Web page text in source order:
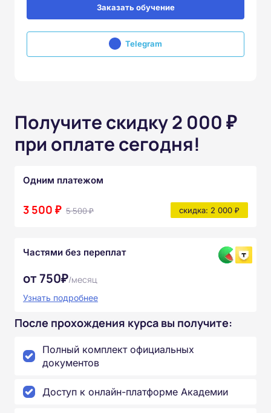
Заказать обучение
Telegram
Получите скидку 2 000 ₽
при оплате сегодня!
Одним платежом
3 500 ₽ 5 500 ₽ скидка: 2 000 ₽
Частями без переплат
от 750₽/месяц
Узнать подробнее
После прохождения курса вы получите:
Полный комплект официальных
документов
Доступ к онлайн-платформе Академии